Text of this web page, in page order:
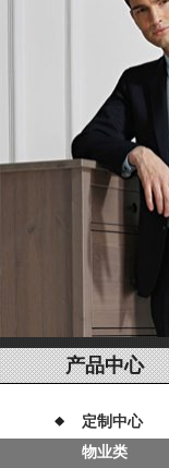
产品中心
定制中心
物业类